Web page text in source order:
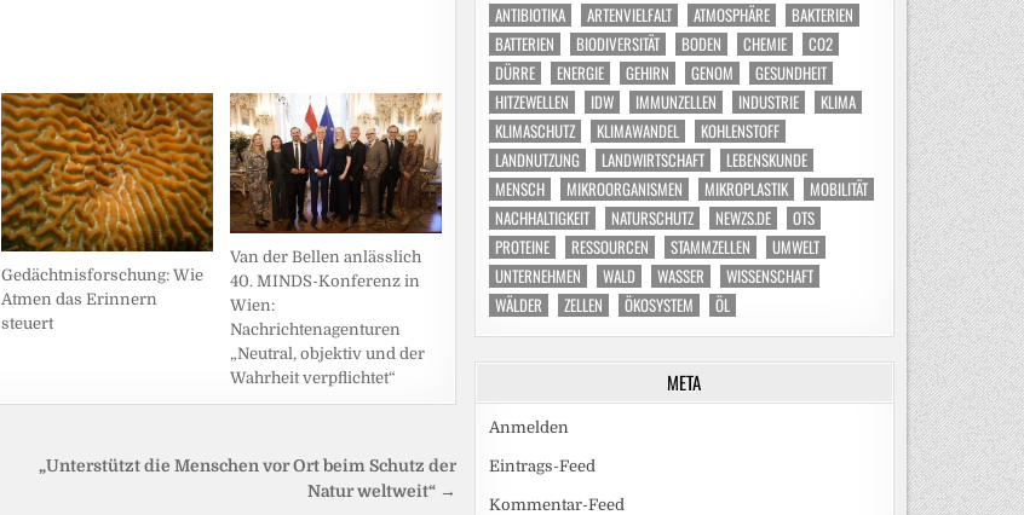
Gedächtnisforschung: Wie
Atmen das Erinnern
steuert
Van der Bellen anlässlich
40. MINDS-Konferenz in
Wien:
Nachrichtenagenturen
„Neutral, objektiv und der
Wahrheit verpflichtet“
„Unterstützt die Menschen vor Ort beim Schutz der
Natur weltweit“ →
ANTIBIOTIKA ARTENVIELFALT ATMOSPHÄRE
BAKTERIEN
BATTERIEN
BIODIVERSITÄT BODEN CHEMIE
CO2
DÜRRE
ENERGIE GEHIRN GENOM
GESUNDHEIT
HITZEWELLEN
IDW IMMUNZELLEN INDUSTRIE
KLIMA
KLIMASCHUTZ
KLIMAWANDEL
KOHLENSTOFF
LANDNUTZUNG
LANDWIRTSCHAFT
LEBENSKUNDE
MENSCH
MIKROORGANISMEN MIKROPLASTIK
MOBILITÄT
NACHHALTIGKEIT
NATURSCHUTZ NEWZS.DE
OTS
PROTEINE
RESSOURCEN STAMMZELLEN
UMWELT
UNTERNEHMEN
WALD WASSER
WISSENSCHAFT
WÄLDER
ZELLEN ÖKOSYSTEM ÖL
META
Anmelden
Eintrags-Feed
Kommentar-Feed